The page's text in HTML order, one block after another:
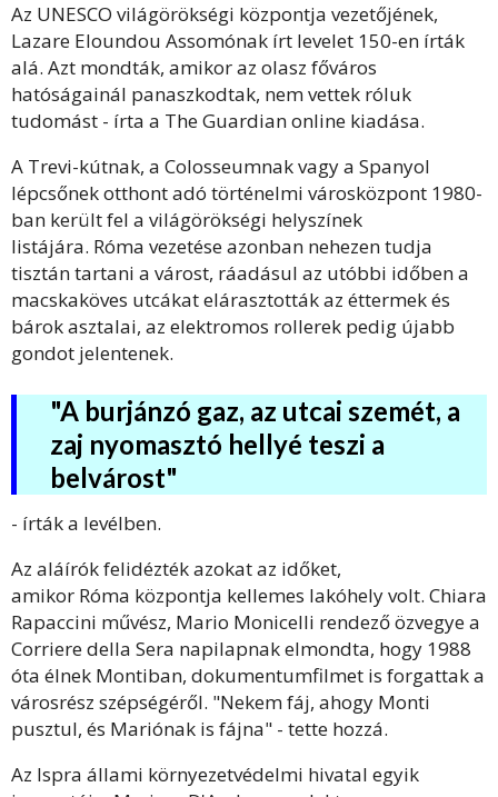
Az UNESCO világörökségi központja vezetőjének,
Lazare Eloundou Assomónak írt levelet 150-en írták
alá. Azt mondták, amikor az olasz főváros
hatóságainál panaszkodtak, nem vettek róluk
tudomást - írta a The Guardian online kiadása.
A Trevi-kútnak, a Colosseumnak vagy a Spanyol
lépcsőnek otthont adó történelmi városközpont 1980-
ban került fel a világörökségi helyszínek
listájára. Róma vezetése azonban nehezen tudja
tisztán tartani a várost, ráadásul az utóbbi időben a
macskaköves utcákat elárasztották az éttermek és
bárok asztalai, az elektromos rollerek pedig újabb
gondot jelentenek.
"A burjánzó gaz, az utcai szemét, a
zaj nyomasztó hellyé teszi a
belvárost"
- írták a levélben.
Az aláírók felidézték azokat az időket,
amikor Róma központja kellemes lakóhely volt. Chiara
Rapaccini művész, Mario Monicelli rendező özvegye a
Corriere della Sera napilapnak elmondta, hogy 1988
óta élnek Montiban, dokumentumfilmet is forgattak a
városrész szépségéről. "Nekem fáj, ahogy Monti
pusztul, és Mariónak is fájna" - tette hozzá.
Az Ispra állami környezetvédelmi hivatal egyik